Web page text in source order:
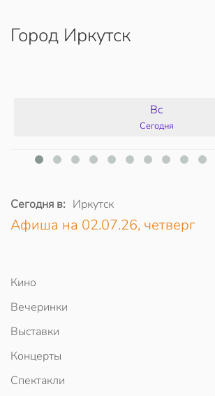
Перейти к содержимому
Город Иркутск
Вс
Сегодня
Сегодня в: Иркутск
Афиша на 02.07.26, четверг
Кино
Вечеринки
Выставки
Концерты
Спектакли